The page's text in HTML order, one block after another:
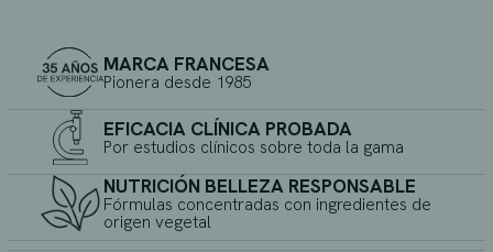
MARCA FRANCESA
Pionera desde 1985
EFICACIA CLÍNICA PROBADA
Por estudios clínicos sobre toda la gama
NUTRICIÓN BELLEZA RESPONSABLE
Fórmulas concentradas con ingredientes de
origen vegetal